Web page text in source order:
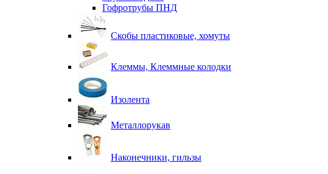
Гофротрубы ПНД
Скобы пластиковые, хомуты
Клеммы, Клеммные колодки
Изолента
Металлорукав
Наконечники, гильзы